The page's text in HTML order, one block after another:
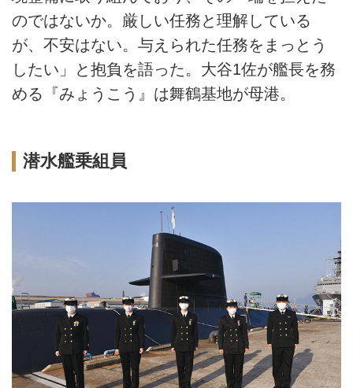
のではないか。厳しい任務と理解している
が、不安はない。与えられた任務をまっとう
したい」と抱負を語った。大谷1佐が艦長を務
める『みょうこう』は舞鶴基地が母港。
潜水艦乗組員